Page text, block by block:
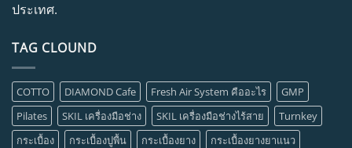
ประเทศ.
TAG CLOUND
COTTO DIAMOND Cafe Fresh Air System คืออะไร
GMP
Pilates
SKIL เครื่องมือช่าง SKIL เครื่องมือช่างไร้สาย
Turnkey
กระเบื้อง
กระเบื้องปูพื้น กระเบื้องยาง
กระเบื้องยางยาแนว